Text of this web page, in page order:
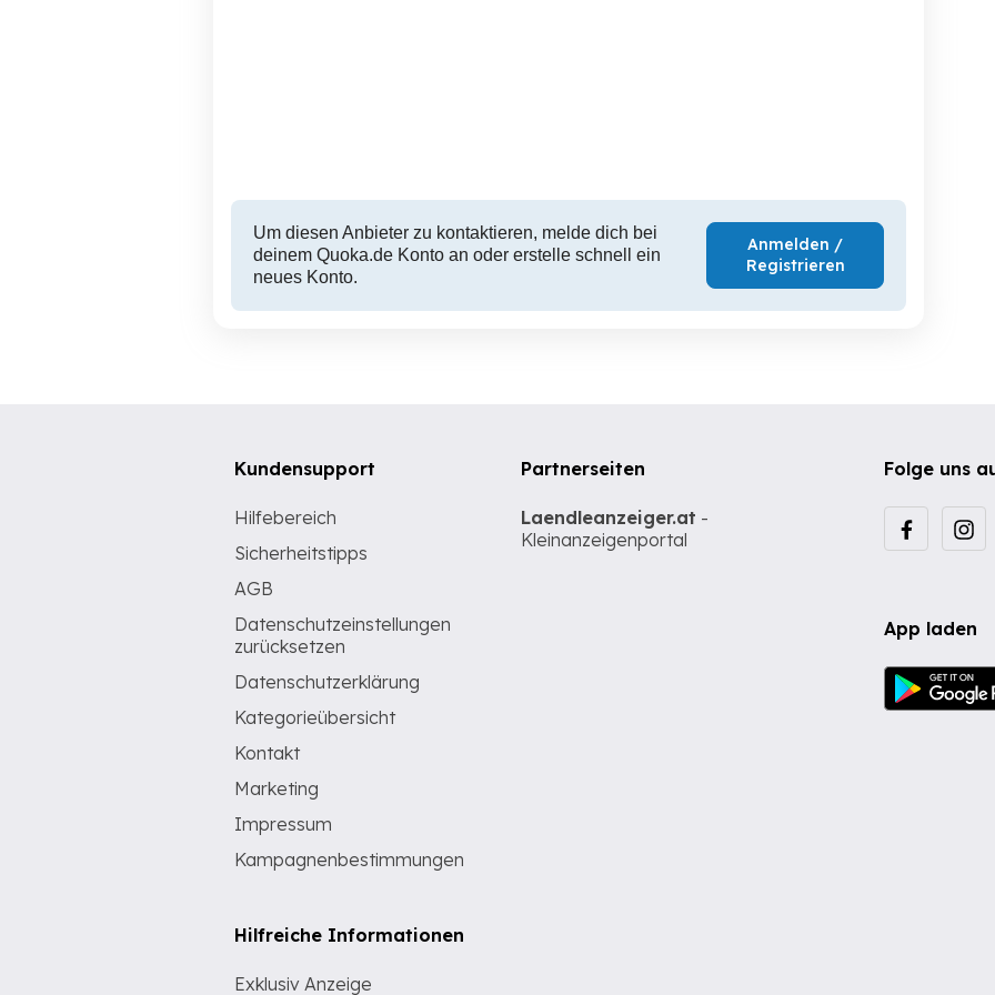
Um diesen Anbieter zu kontaktieren, melde dich bei
deinem Quoka.de Konto an oder erstelle schnell ein
neues Konto.
Anmelden /
Registrieren
Folge uns
App laden
Kundensupport
Hilfebereich
Sicherheitstipps
AGB
Datenschutzeinstellungen
zurücksetzen
Datenschutzerklärung
Kategorieübersicht
Kontakt
Marketing
Impressum
Kampagnenbestimmungen
Hilfreiche Informationen
Exklusiv Anzeige
Partnerseiten
Laendleanzeiger.at -
Kleinanzeigenportal